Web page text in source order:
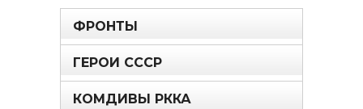
ФРОНТЫ
ГЕРОИ СССР
КОМДИВЫ РККА